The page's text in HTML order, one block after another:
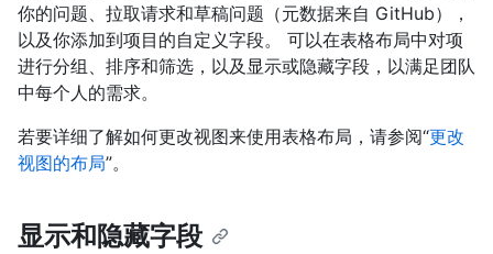
你的问题、拉取请求和草稿问题（元数据来自 GitHub），
以及你添加到项目的自定义字段。 可以在表格布局中对项
进行分组、排序和筛选，以及显示或隐藏字段，以满足团队
中每个人的需求。
若要详细了解如何更改视图来使用表格布局，请参阅“更改
视图的布局”。
显示和隐藏字段